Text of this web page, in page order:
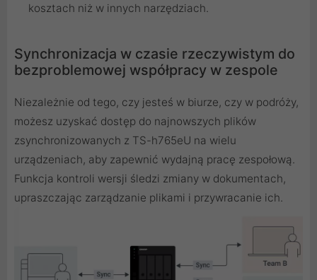
kosztach niż w innych narzędziach.
Synchronizacja w czasie rzeczywistym do
bezproblemowej współpracy w zespole
Niezależnie od tego, czy jesteś w biurze, czy w podróży,
możesz uzyskać dostęp do najnowszych plików
zsynchronizowanych z TS-h765eU na wielu
urządzeniach, aby zapewnić wydajną pracę zespołową.
Funkcja kontroli wersji śledzi zmiany w dokumentach,
upraszczając zarządzanie plikami i przywracanie ich.